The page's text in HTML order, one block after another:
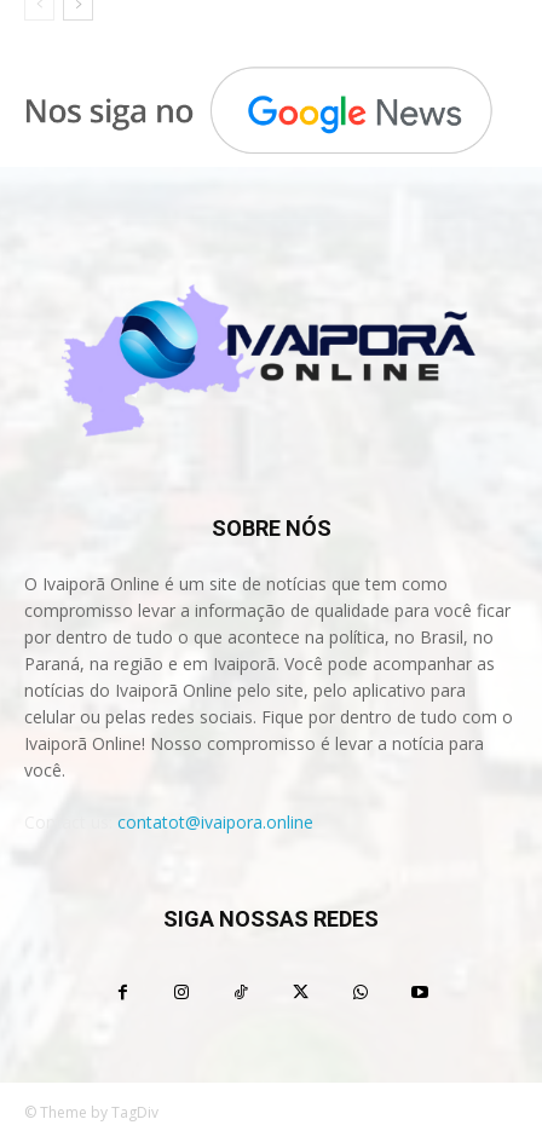
SOBRE NÓS
O Ivaiporã Online é um site de notícias que tem como
compromisso levar a informação de qualidade para você ficar
por dentro de tudo o que acontece na política, no Brasil, no
Paraná, na região e em Ivaiporã. Você pode acompanhar as
notícias do Ivaiporã Online pelo site, pelo aplicativo para
celular ou pelas redes sociais. Fique por dentro de tudo com o
Ivaiporã Online! Nosso compromisso é levar a notícia para
você.
contatot@ivaipora.online
SIGA NOSSAS REDES
© Theme by TagDiv